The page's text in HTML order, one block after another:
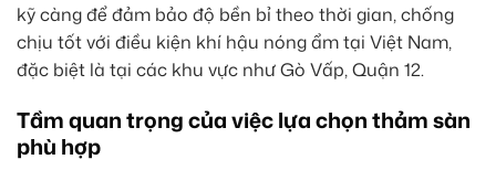
kỹ càng để đảm bảo độ bền bỉ theo thời gian, chống
chịu tốt với điều kiện khí hậu nóng ẩm tại Việt Nam,
đặc biệt là tại các khu vực như Gò Vấp, Quận 12.
Tầm quan trọng của việc lựa chọn thảm sàn
phù hợp